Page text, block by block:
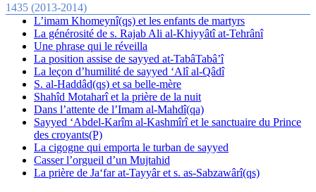
1435 (2013-2014)
L’imam Khomeynî(qs) et les enfants de martyrs
La générosité de s. Rajab Ali al-Khiyyâtî at-Tehrânî
Une phrase qui le réveilla
La position assise de sayyed at-TabâTabâ’î
La leçon d’humilité de sayyed ‘Alî al-Qâdî
S. al-Haddâd(qs) et sa belle-mère
Shahîd Motaharî et la prière de la nuit
Dans l’attente de l’Imam al-Mahdî(qa)
Sayyed ‘Abdel-Karîm al-Kashmîrî et le sanctuaire du Prince
des croyants(P)
La cigogne qui emporta le turban de sayyed
Casser l’orgueil d’un Mujtahid
La prière de Ja‘far at-Tayyâr et s. as-Sabzawârî(qs)